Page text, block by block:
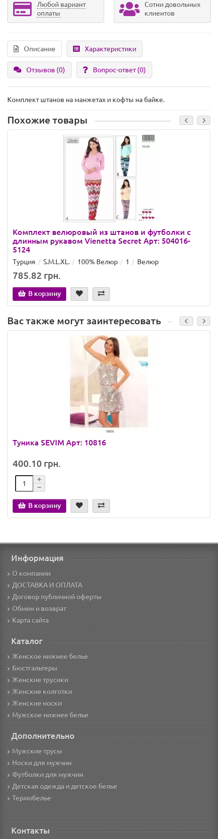
Любой вариант
оплаты
Сотни довольных
клиентов
Описание Характеристики
Отзывов (0) Вопрос-ответ(0)
Комплект штанов на манжетах и кофты на байке.
Похожие товары
Комплект велюровый из штанов и футболки с
длинным рукавом Vienetta Secret Арт: 504016-
5124
Турция S.M.L.XL. 100% Велюр 1 Велюр
785.82 грн.
В корзину
Вас также могут заинтересовать
Туника SEVIM Арт: 10816
400.10 грн.
В корзину
Информация
О компании
ДОСТАВКА И ОПЛАТА
Договор публичной оферты
Обмен и возврат
Карта сайта
Каталог
Женское нижнее белье
Бюстгальтеры
Женские трусики
Женские колготки
Женские носки
Мужское нижнее белье
Дополнительно
Мужские трусы
Носки для мужчин
Футболки для мужчин
Детская одежда и детское белье
Термобелье
Контакты